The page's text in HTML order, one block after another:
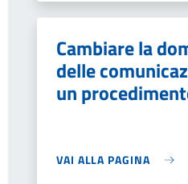
Cambiare la
delle
un
VAI ALLA PAGINA